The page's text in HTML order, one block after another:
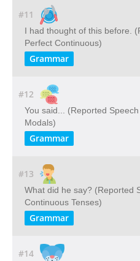
#11
I had thought of this before.
Perfect Continuous)
Grammar
#12
You said... (Reported
Modals)
Grammar
#13
What did he say? (Reported
Continuous Tenses)
Grammar
#14